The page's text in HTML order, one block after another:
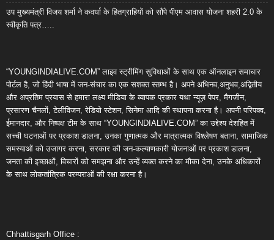
उप मुख्यमंत्री विजय शर्मा ने कवर्धा के हितग्राहियों को सौंपे पीएम आवास योजना शहरी 2.0 के
स्वीकृति पत्र…..
“YOUNGINDIALIVE.COM” लाइव स्ट्रीमिंग सुविधाओं के साथ एक ऑनलाइन समाचार
पोर्टल है, जो हिंदी भाषा में जन-संचार का एक सशक्त स्तम्भ है। अपने अभिनव,अनुभव,अद्वितीय
और अप्रतिम प्रयास से हमारा लक्ष्य मीडिया के व्यापक प्रकार यथा न्यूज़ पेपर, मैगजीन,
प्रसारण चैनलों, टेलीविजन, रेडियो स्टेशन, सिनेमा आदि की स्थापना करना है। अपनी परिपक्व,
ईमानदार, और निष्पक्ष टीम के साथ “YOUNGINDIALIVE.COM” का उद्देश्य देशहित में
सच्ची घटनाओं पर प्रकाश डालना, उनका गुणात्मक और मात्रात्मक विश्लेषण बताना, सामाजिक
समस्याओं को उजागर करना, सरकार की जन-कल्याणकारी योजनाओं पर प्रकाश डालना,
जनता की इच्छाओं, विचारों को समझना और उन्हें व्यक्त करने का मौका देना, उनके अधिकारों
के साथ लोकतांत्रिक परम्पराओं की रक्षा करना है।
Chhattisgarh Office :